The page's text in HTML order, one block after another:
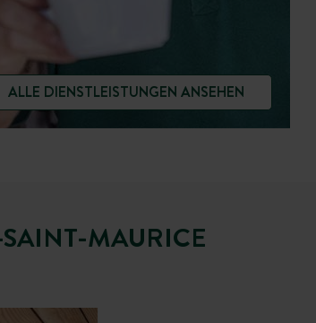
ALLE DIENSTLEISTUNGEN ANSEHEN
MAURICE